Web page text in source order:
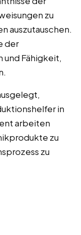
zu
auszutauschen.
der
Fähigkeit,
in
arbeiten
zu
zu